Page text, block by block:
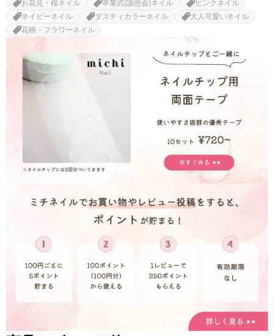
お花見・桜ネイル 卒業式(謝恩会)ネイル
ピンクネイル
ネイビーネイル
ダスティカラーネイル
大人可愛いネイル
花柄・フラワーネイル